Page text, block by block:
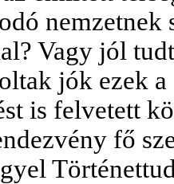
nemzetnek
Vagy jól
jók ezek a
is felvetett
fő